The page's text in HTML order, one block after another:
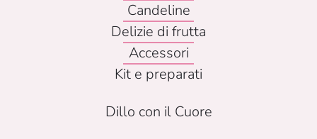
Candeline
Delizie di frutta
Accessori
Kit e preparati
Dillo con il Cuore